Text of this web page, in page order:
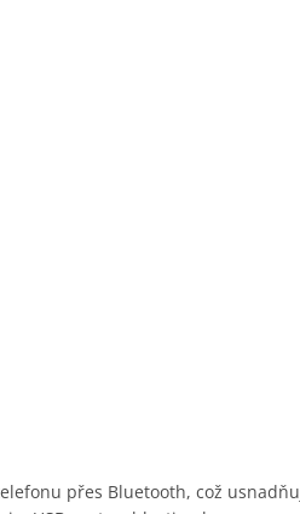
přes Bluetooth, což